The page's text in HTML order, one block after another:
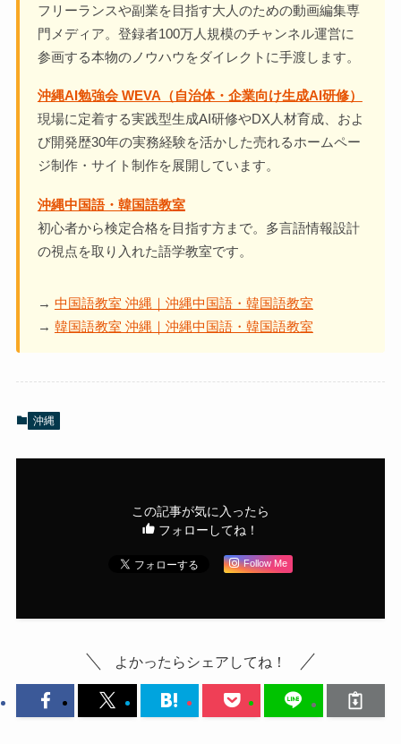
フリーランスや副業を目指す大人のための動画編集専
門メディア。登録者100万人規模のチャンネル運営に
参画する本物のノウハウをダイレクトに手渡します。
沖縄AI勉強会 WEVA（自治体・企業向け生成AI研修）
現場に定着する実践型生成AI研修やDX人材育成、およ
び開発歴30年の実務経験を活かした売れるホームペー
ジ制作・サイト制作を展開しています。
沖縄中国語・韓国語教室
初心者から検定合格を目指す方まで。多言語情報設計
の視点を取り入れた語学教室です。
→ 中国語教室 沖縄｜沖縄中国語・韓国語教室
→ 韓国語教室 沖縄｜沖縄中国語・韓国語教室
沖縄
この記事が気に入ったら
フォローしてね！
Follow Me
よかったらシェアしてね！